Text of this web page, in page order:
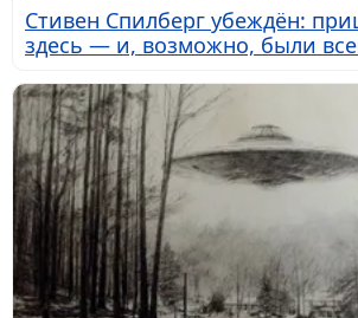
Стивен Спилберг убеждён:
здесь — и, возможно, были